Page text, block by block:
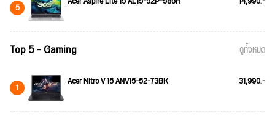
5
Top 5 - Gaming ดูทั้งหมด
1 Acer Nitro V 15 ANV15-52-73BK 31,990.-